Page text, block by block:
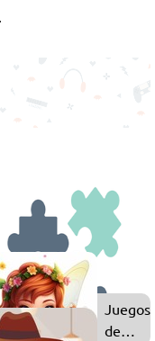
Juegos
de
Juegos
de